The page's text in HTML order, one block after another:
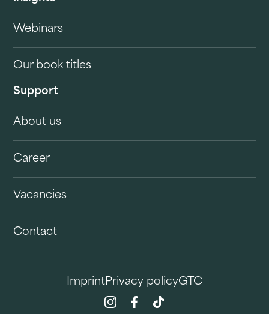
Webinars
Our book titles
Support
About us
Career
Vacancies
Contact
ImprintPrivacy policyGTC